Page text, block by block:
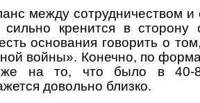
между сотрудничеством и
кренится в сторону
основания говорить о
войны». Конечно, по
на то, что было в 40-
довольно близко.